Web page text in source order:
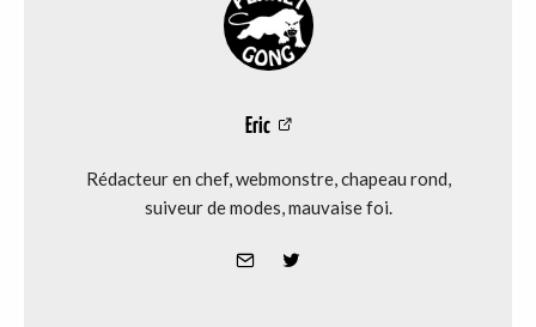
Eric
Rédacteur en chef, webmonstre, chapeau rond,
suiveur de modes, mauvaise foi.